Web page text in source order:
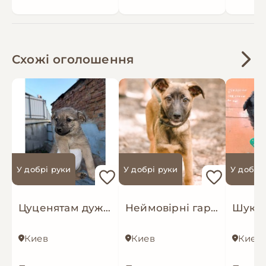
Схожі оголошення
У добрі руки
Цуценятам дуже потрібен дім!
Киев
У добрі руки
Неймовірні гарнюні шукають дім!
Киев
У добрі
Киев